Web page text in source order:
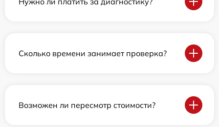
Сколько времени занимает проверка?
Возможен ли пересмотр стоимости?